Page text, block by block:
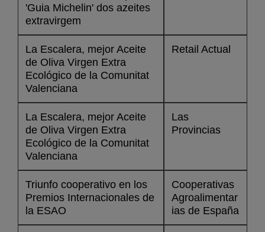
'Guia Michelin' dos azeites
extravirgem
La Escalera, mejor Aceite
de Oliva Virgen Extra
Ecológico de la Comunitat
Valenciana
Retail Actual
La Escalera, mejor Aceite
de Oliva Virgen Extra
Ecológico de la Comunitat
Valenciana
Las
Provincias
Triunfo cooperativo en los
Premios Internacionales de
la ESAO
Cooperativas
Agroalimentar
ias de España